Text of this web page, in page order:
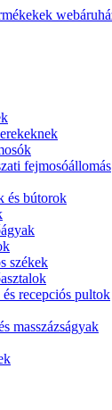
fejmosóállomás
és bútorok
székek
recepciós pultok
masszázságyak